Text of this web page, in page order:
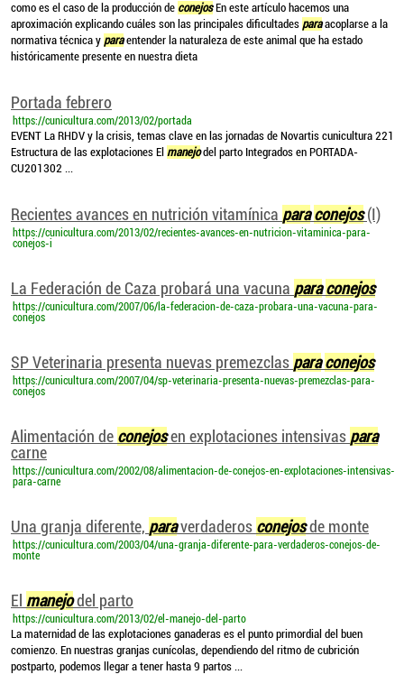
como es el caso de la producción de conejosEn este artículo hacemos una
aproximación explicando cuáles son las principales dificultades paraacoplarse a la
normativa técnica y paraentender la naturaleza de este animal que ha estado
históricamente presente en nuestra dieta
Portada febrero
https://cunicultura.com/2013/02/portada
EVENT La RHDV y la crisis, temas clave en las jornadas de Novartis cunicultura 221
Estructura de las explotaciones El manejodel parto Integrados en PORTADA-
CU201302 ...
Recientes avances en nutrición vitamínica para conejos(I)
https://cunicultura.com/2013/02/recientes-avances-en-nutricion-vitaminica-para-
conejos-i
La Federación de Caza probará una vacuna para conejos
https://cunicultura.com/2007/06/la-federacion-de-caza-probara-una-vacuna-para-
conejos
SP Veterinaria presenta nuevas premezclas para conejos
https://cunicultura.com/2007/04/sp-veterinaria-presenta-nuevas-premezclas-para-
conejos
Alimentación de conejosen explotaciones intensivas para
carne
https://cunicultura.com/2002/08/alimentacion-de-conejos-en-explotaciones-intensivas-
para-carne
Una granja diferente, paraverdaderos conejosde monte
https://cunicultura.com/2003/04/una-granja-diferente-para-verdaderos-conejos-de-
monte
El manejodel parto
https://cunicultura.com/2013/02/el-manejo-del-parto
La maternidad de las explotaciones ganaderas es el punto primordial del buen
comienzo. En nuestras granjas cunícolas, dependiendo del ritmo de cubrición
postparto, podemos llegar a tener hasta 9 partos ...